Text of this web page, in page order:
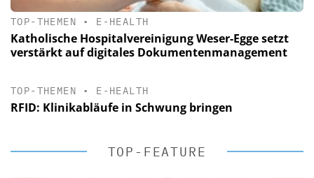
TOP-THEMEN • E-HEALTH
Katholische Hospitalvereinigung Weser-Egge setzt
verstärkt auf digitales Dokumentenmanagement
TOP-THEMEN • E-HEALTH
RFID: Klinikabläufe in Schwung bringen
TOP-FEATURE